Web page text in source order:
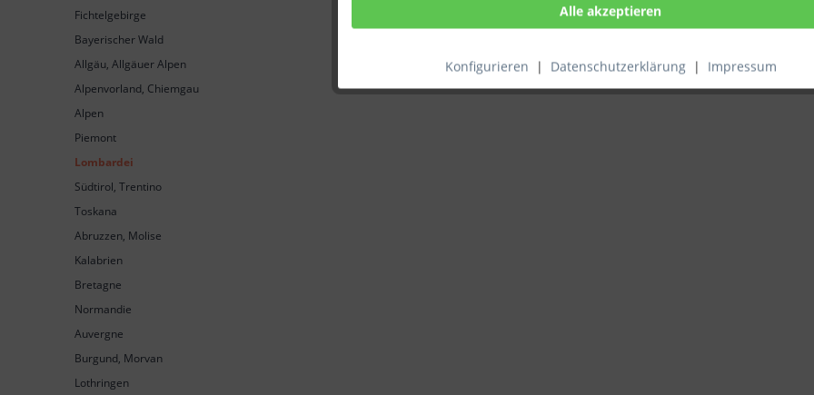
Konfigurieren | Datenschutzerklärung | Impressum
Fichtelgebirge
Bayerischer Wald
Allgäu, Allgäuer Alpen
Alpenvorland, Chiemgau
Alpen
Piemont
Lombardei
Südtirol, Trentino
Toskana
Abruzzen, Molise
Kalabrien
Bretagne
Normandie
Auvergne
Burgund, Morvan
Lothringen